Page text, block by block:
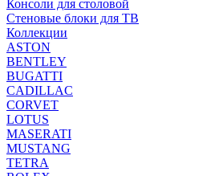
Консоли для столовой
Стеновые блоки для ТВ
Коллекции
ASTON
BENTLEY
BUGATTI
CADILLAC
CORVET
LOTUS
MASERATI
MUSTANG
TETRA